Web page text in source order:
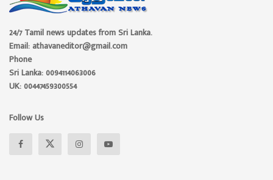
24/7 Tamil news updates from Sri Lanka.
Email: athavaneditor@gmail.com
Phone
Sri Lanka: 0094114063006
UK: 00447459300554
Follow Us